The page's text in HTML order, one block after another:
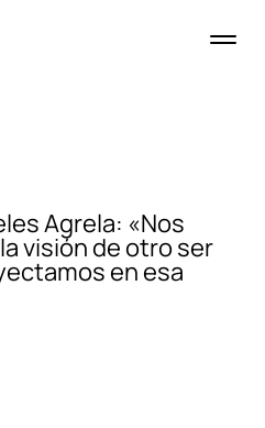
Agrela: «Nos
visión de otro ser
en esa